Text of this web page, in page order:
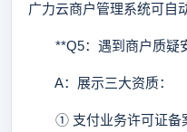
广力云商户管理系统可自
**Q5：遇到商户质疑
A：展示三大资质：
① 支付业务许可证备